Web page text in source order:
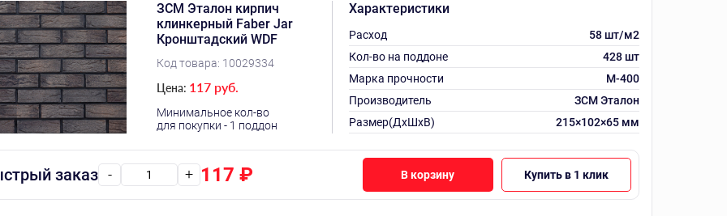
ЗСМ Эталон кирпич
клинкерный Faber Jar
Кронштадский WDF
Код товара: 10029334
Цена: 117 руб.
Минимальное кол-во
для покупки - 1 поддон
Характеристики
Расход
58 шт/м2
Кол-во на поддоне
428 шт
Марка прочности
М-400
Производитель
ЗСМ Эталон
Размер(ДхШхВ)
215×102×65 мм
заказ - + 117 ₽ В корзину Купить в 1 клик